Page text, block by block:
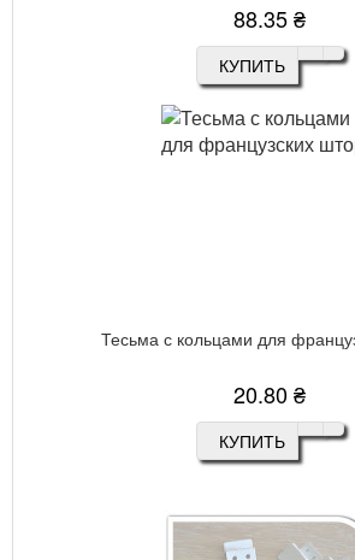
88.35 ₴
КУПИТЬ
Тесьма с кольцами для
20.80 ₴
КУПИТЬ